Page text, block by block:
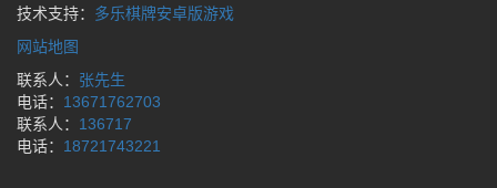
技术支持： 多乐棋牌安卓版游戏
网站地图
联系人： 张先生
电话： 13671762703
联系人： 136717
电话： 18721743221